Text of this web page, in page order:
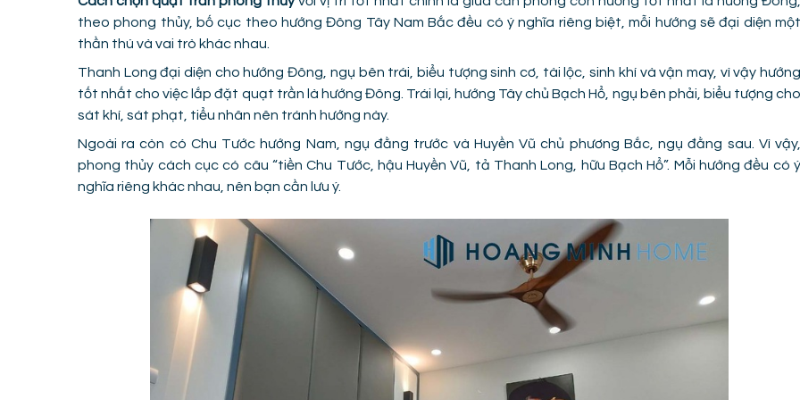
theo phong thủy, bố cục theo hướng Đông Tây Nam Bắc đều có ý nghĩa riêng biệt, mỗi hướng sẽ đại diện một
thần thú và vai trò khác nhau.
Thanh Long đại diện cho hướng Đông, ngụ bên trái, biểu tượng sinh cơ, tài lộc, sinh khí và vận may, vì vậy hướng
tốt nhất cho việc lắp đặt quạt trần là hướng Đông. Trái lại, hướng Tây chủ Bạch Hổ, ngụ bên phải, biểu tượng cho
sát khí, sát phạt, tiểu nhân nên tránh hướng này.
Ngoài ra còn có Chu Tước hướng Nam, ngụ đằng trước và Huyền Vũ chủ phương Bắc, ngụ đằng sau. Vì vậy,
phong thủy cách cục có câu “tiền Chu Tước, hậu Huyền Vũ, tả Thanh Long, hữu Bạch Hổ”. Mỗi hướng đều có ý
nghĩa riêng khác nhau, nên bạn cần lưu ý.